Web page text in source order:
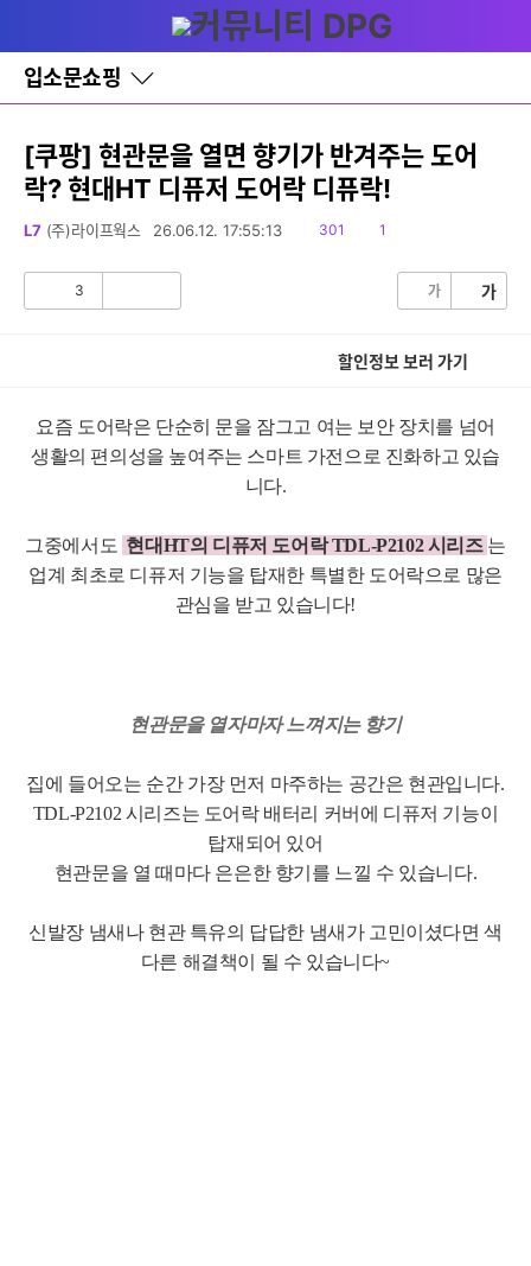
와
홈
입소문쇼핑
바
로
기
레
이
창
글
[쿠팡] 현관문을 열면 향기가 반겨주는 도어
락? 현대HT 디퓨저 도어락 디퓨락!
L7 (주)라이프웍스 26.06.12. 17:55:13
읽
301
댓1
3 가 가
할인정보 보러 가기
요즘 도어락은 단순히 문을 잠그고 여는 보안 장치를 넘어
생활의 편의성을 높여주는 스마트 가전으로 진화하고 있습
니다.
그중에서도 현대HT의 디퓨저 도어락 TDL-P2102 시리즈 는
업계 최초로 디퓨저 기능을 탑재한 특별한 도어락으로 많은
관심을 받고 있습니다!
현관문을 열자마자 느껴지는 향기
집에 들어오는 순간 가장 먼저 마주하는 공간은 현관입니다.
TDL-P2102 시리즈는 도어락 배터리 커버에 디퓨저 기능이
탑재되어 있어
현관문을 열 때마다 은은한 향기를 느낄 수 있습니다.
신발장 냄새나 현관 특유의 답답한 냄새가 고민이셨다면 색
다른 해결책이 될 수 있습니다~